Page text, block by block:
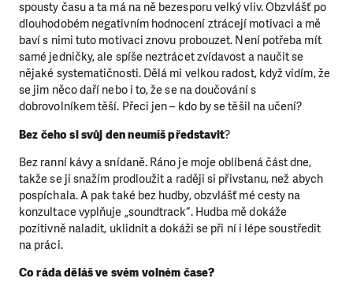
spousty času a ta má na ně bezesporu velký vliv. Obzvlášť po
dlouhodobém negativním hodnocení ztrácejí motivaci a mě
baví s nimi tuto motivaci znovu probouzet. Není potřeba mít
samé jedničky, ale spíše neztrácet zvídavost a naučit se
nějaké systematičnosti. Dělá mi velkou radost, když vidím, že
se jim něco daří nebo i to, že se na doučování s
dobrovolníkem těší. Přeci jen – kdo by se těšil na učení?
Bez čeho si svůj den neumíš představit?
Bez ranní kávy a snídaně. Ráno je moje oblíbená část dne,
takže se ji snažím prodloužit a raději si přivstanu, než abych
pospíchala. A pak také bez hudby, obzvlášť mé cesty na
konzultace vyplňuje „soundtrack“. Hudba mě dokáže
pozitivně naladit, uklidnit a dokáži se při ní i lépe soustředit
na práci.
Co ráda děláš ve svém volném čase?